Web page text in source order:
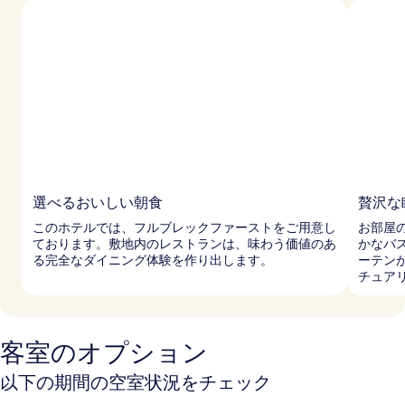
選べるおいしい朝食
このホテルでは、フルブレックファーストをご用意し
ております。敷地内のレストランは、味わう価値のあ
る完全なダイニング体験を作り出します。
贅沢な
お部屋
かなバ
ーテン
チュア
客室のオプション
以下の期間の空室状況をチェック